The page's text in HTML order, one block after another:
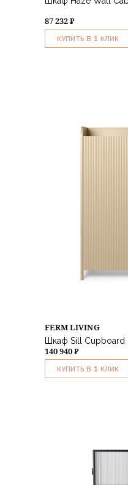
87 232 ₽
КУПИТЬ В 1 КЛИК
FERM LIVING
Шкаф Sill Cupboard
140 940 ₽
КУПИТЬ В 1 КЛИК